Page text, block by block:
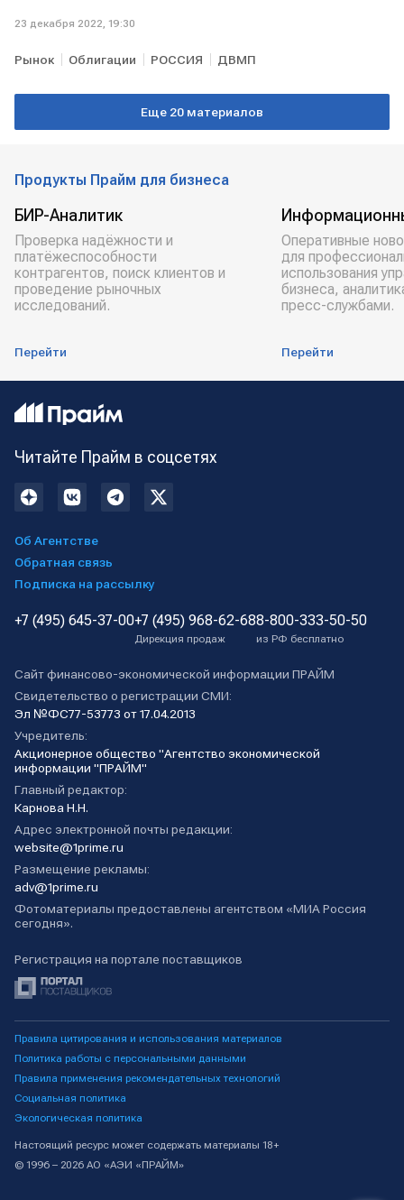
23 декабря 2022, 19:30
Рынок Облигации РОССИЯ ДВМП
Еще 20 материалов
Продукты Прайм для бизнеса
БИР-Аналитик
Проверка надёжности и
платёжеспособности
контрагентов, поиск клиентов и
проведение рыночных
исследований.
Перейти
Оперативные
для
использования
бизнеса,
пресс-службами.
Перейти
Читайте Прайм в соцсетях
Об Агентстве
Обратная связь
Подписка на рассылку
+7 (495) 645-37-00+7 (495) 968-62-68
Дирекция продаж
8-800-333-50-50
из РФ бесплатно
Сайт финансово-экономической информации ПРАЙМ
Свидетельство о регистрации СМИ:
Эл №ФС77-53773 от 17.04.2013
Учредитель:
Акционерное общество "Агентство экономической
информации "ПРАЙМ"
Главный редактор:
Карнова Н.Н.
Адрес электронной почты редакции:
website@1prime.ru
Размещение рекламы:
adv@1prime.ru
Фотоматериалы предоставлены агентством «МИА Россия
сегодня».
Регистрация на портале поставщиков
Правила цитирования и использования материалов
Политика работы с персональными данными
Правила применения рекомендательных технологий
Социальная политика
Экологическая политика
Настоящий ресурс может содержать материалы 18+
© 1996 – 2026 АО «АЭИ «ПРАЙМ»